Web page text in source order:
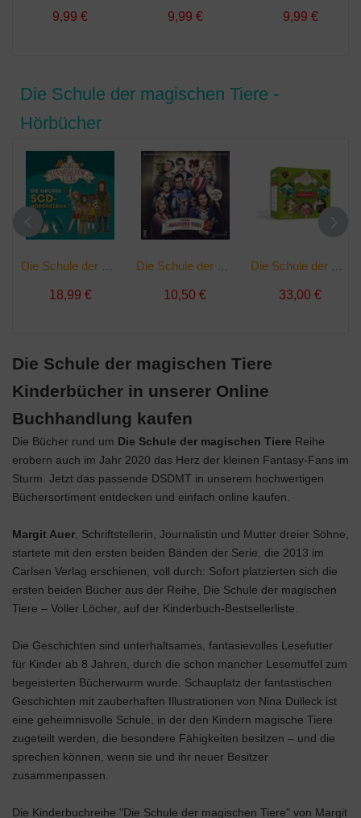
9,99 € 9,99 € 9,99 €
Die Schule der magischen Tiere -
Hörbücher
18,99 € 10,50 € 33,00 €
Die Schule der magischen Tiere
Kinderbücher in unserer Online
Buchhandlung kaufen
Die Bücher rund um Die Schule der magischen Tiere Reihe
erobern auch im Jahr 2020 das Herz der kleinen Fantasy-Fans im
Sturm. Jetzt das passende DSDMT in unserem hochwertigen
Büchersortiment entdecken und einfach online kaufen.
Margit Auer , Schriftstellerin, Journalistin und Mutter dreier Söhne,
startete mit den ersten beiden Bänden der Serie, die 2013 im
Carlsen Verlag erschienen, voll durch: Sofort platzierten sich die
ersten beiden Bücher aus der Reihe, Die Schule der magischen
Tiere – Voller Löcher, auf der Kinderbuch-Bestsellerliste.
Die Geschichten sind unterhaltsames, fantasievolles Lesefutter
für Kinder ab 8 Jahren, durch die schon mancher Lesemuffel zum
begeisterten Bücherwurm wurde. Schauplatz der fantastischen
Geschichten mit zauberhaften Illustrationen von Nina Dulleck ist
eine geheimnisvolle Schule, in der den Kindern magische Tiere
zugeteilt werden, die besondere Fähigkeiten besitzen – und die
sprechen können, wenn sie und ihr neuer Besitzer
zusammenpassen.
Die Kinderbuchreihe "Die Schule der magischen Tiere" von Margit